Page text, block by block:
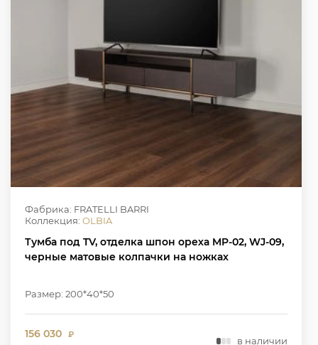
Фабрика: FRATELLI BARRI
Коллекция: OLBIA
Тумба под TV, отделка шпон ореха MP-02, WJ-09,
черные матовые колпачки на ножках
Размер: 200*40*50
156 030 ₽
в наличии